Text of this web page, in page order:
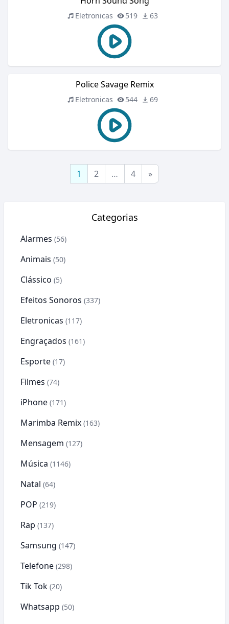
Eletronicas 519 63
Police Savage Remix
Eletronicas 544 69
1 2 … 4 »
Categorias
Alarmes (56)
Animais (50)
Clássico (5)
Efeitos Sonoros (337)
Eletronicas (117)
Engraçados (161)
Esporte (17)
Filmes (74)
iPhone (171)
Marimba Remix (163)
Mensagem (127)
Música (1146)
Natal (64)
POP (219)
Rap (137)
Samsung (147)
Telefone (298)
Tik Tok (20)
Whatsapp (50)